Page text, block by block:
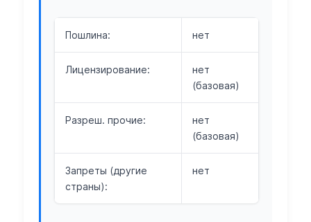
Пошлина: нет
Лицензирование:
нет
(базовая)
Разреш. прочие:
нет
(базовая)
Запреты (другие
страны):
нет